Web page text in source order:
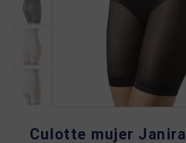
Culotte mujer Janira